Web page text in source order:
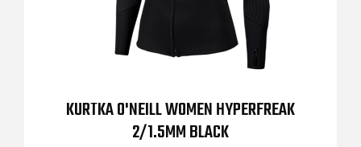
KURTKA O'NEILL WOMEN HYPERFREAK
2/1.5MM BLACK